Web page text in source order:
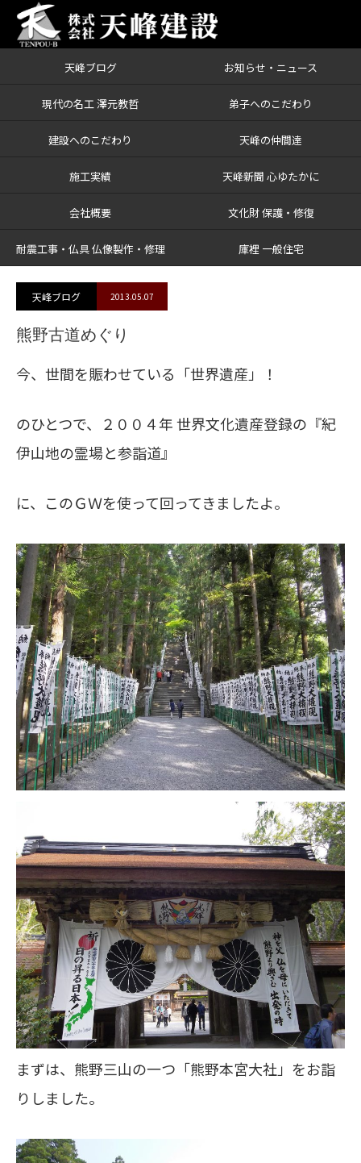
天峰ブログ お知らせ・ニュース
現代の名工 澤元教哲 弟子へのこだわり
建設へのこだわり 天峰の仲間達
施工実績 天峰新聞 心ゆたかに
会社概要 文化財 保護・修復
耐震工事・仏具 仏像製作・修理 庫裡 一般住宅
ブログ 熊野古道めぐり
天峰ブログ 2013.05.07
熊野古道めぐり
今、世間を賑わせている「世界遺産」！
のひとつで、２００４年 世界文化遺産登録の『紀
伊山地の霊場と参詣道』
に、このＧＷを使って回ってきましたよ。
まずは、熊野三山の一つ「熊野本宮大社」をお詣
りしました。